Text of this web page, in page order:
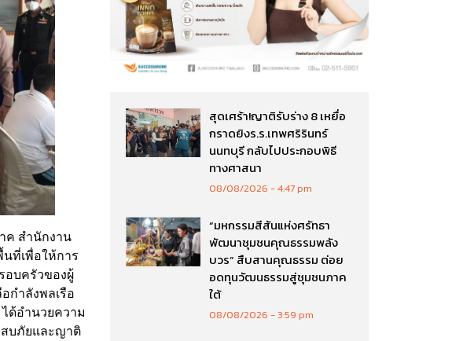
ค สำนักงาน
ที่เพื่อให้การ
อบครัวของผู้
กำลังพลเรือ
ด้อำนวยความ
สบภัยและญาติ
สุดเศร้า!ญาติรับร่าง 8 เหยื่อ
กราดยิงร.ร.เทพศริรินทร์
นนทบุรี กลับไปประกอบพิธี
ทางศาสนา
08/08/2026 4:47 pm
“มหกรรมสีสันแห่งศรัทธา
พัฒนาชุมชนคุณธรรมพลัง
บวร” สืบสานคุณธรรม ต่อย
อดทุนวัฒนธรรมสู่ชุมชนภาค
ใต้
08/08/2026 3:59 pm